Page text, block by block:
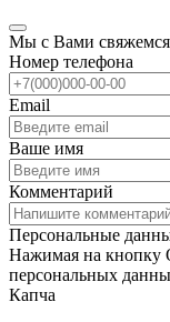
Мы с Вами свяжемся
Номер телефона
Email
Ваше имя
Комментарий
Персональные
Нажимая на кнопку
персональных
Капча